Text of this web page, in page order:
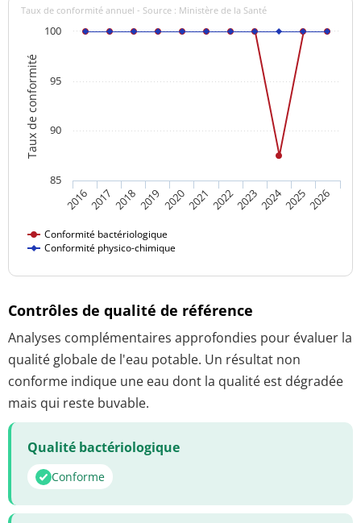
Taux de conformité
Taux de conformité annuel - Source : Ministère de la Santé
Conformité bactériologique
Conformité physico-chimique
20162017 201820192020202120222023202420252026
85
90
95
100
Contrôles de qualité de référence
Analyses complémentaires approfondies pour évaluer la
qualité globale de l'eau potable. Un résultat non
conforme indique une eau dont la qualité est dégradée
mais qui reste buvable.
Qualité bactériologique
Conforme